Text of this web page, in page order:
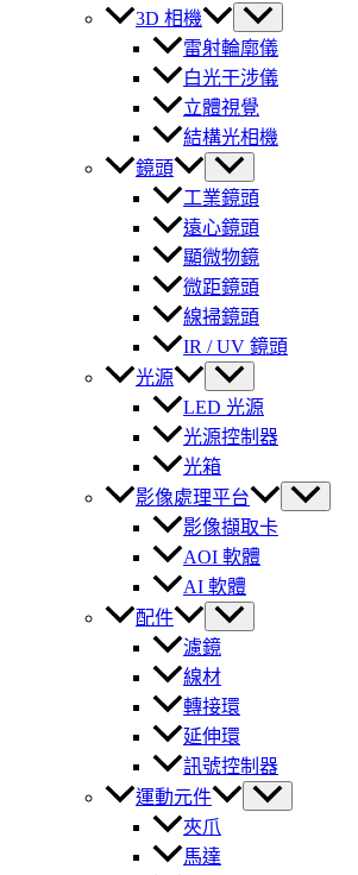
3D 相機
雷射輪廓儀
白光干涉儀
立體視覺
結構光相機
鏡頭
工業鏡頭
遠心鏡頭
顯微物鏡
微距鏡頭
線掃鏡頭
IR / UV 鏡頭
光源
LED 光源
光源控制器
光箱
影像處理平台
影像擷取卡
AOI 軟體
AI 軟體
配件
濾鏡
線材
轉接環
延伸環
訊號控制器
運動元件
夾爪
馬達